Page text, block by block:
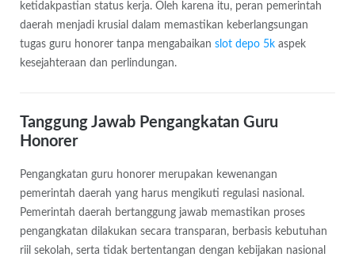
ketidakpastian status kerja. Oleh karena itu, peran pemerintah
daerah menjadi krusial dalam memastikan keberlangsungan
tugas guru honorer tanpa mengabaikan slot depo 5kaspek
kesejahteraan dan perlindungan.
Tanggung Jawab Pengangkatan Guru
Honorer
Pengangkatan guru honorer merupakan kewenangan
pemerintah daerah yang harus mengikuti regulasi nasional.
Pemerintah daerah bertanggung jawab memastikan proses
pengangkatan dilakukan secara transparan, berbasis kebutuhan
riil sekolah, serta tidak bertentangan dengan kebijakan nasional